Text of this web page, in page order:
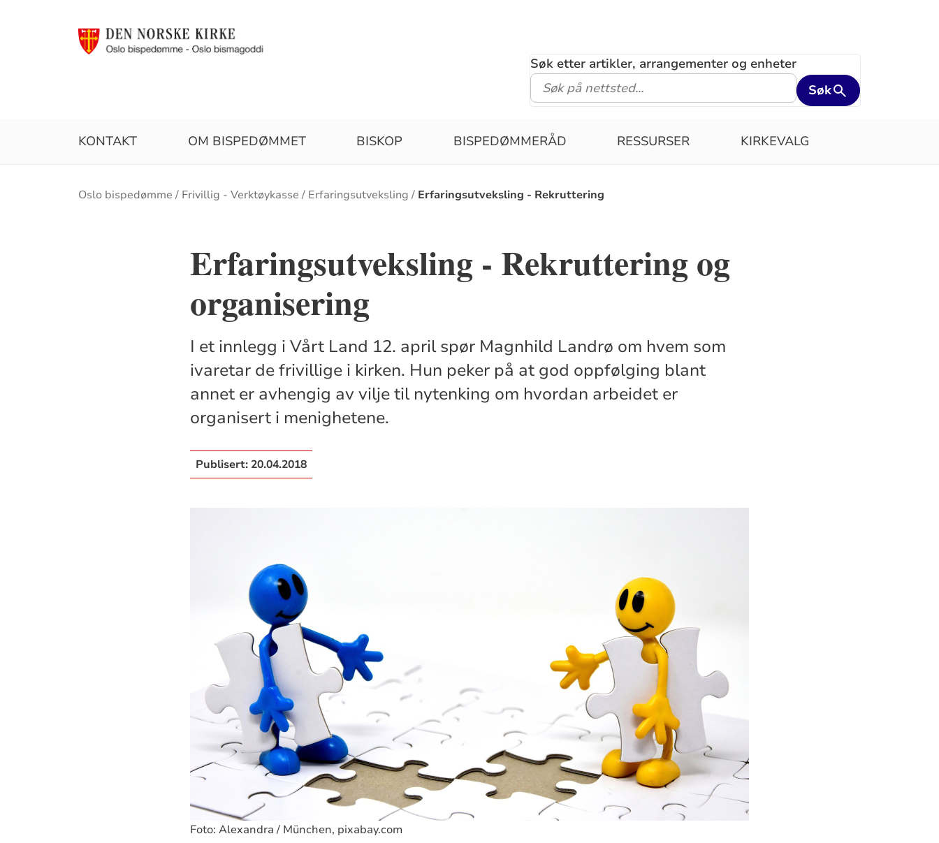
Søk etter artikler, arrangementer og enheter
Søk
KONTAKT OM BISPEDØMMET BISKOP BISPEDØMMERÅD RESSURSER KIRKEVALG
Brødsmulesti
Oslo bispedømme Frivillig - Verktøykasse Erfaringsutveksling Erfaringsutveksling - Rekruttering
Erfaringsutveksling - Rekruttering og
organisering
I et innlegg i Vårt Land 12. april spør Magnhild Landrø om hvem som
ivaretar de frivillige i kirken. Hun peker på at god oppfølging blant
annet er avhengig av vilje til nytenking om hvordan arbeidet er
organisert i menighetene.
Publisert: 20.04.2018
Foto: Alexandra / München, pixabay.com